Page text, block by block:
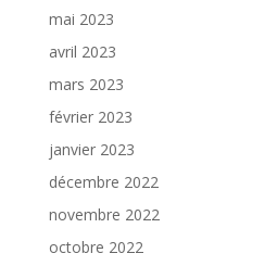
mai 2023
avril 2023
mars 2023
février 2023
janvier 2023
décembre 2022
novembre 2022
octobre 2022